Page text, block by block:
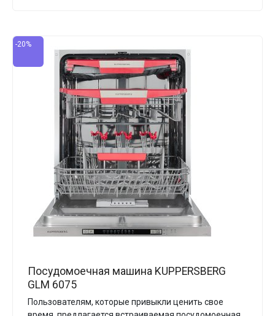
-20%
Посудомоечная машина KUPPERSBERG
GLM 6075
Пользователям, которые привыкли ценить свое